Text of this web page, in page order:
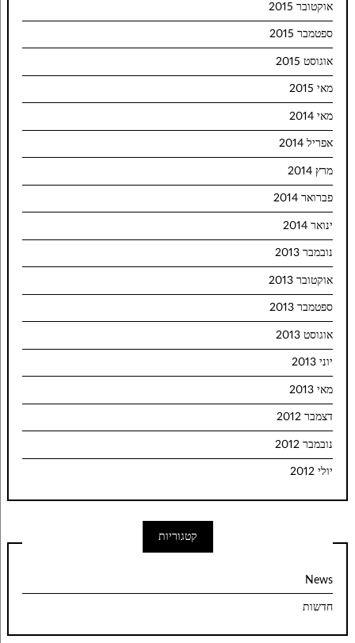
אוקטובר 2015
ספטמבר 2015
אוגוסט 2015
מאי 2015
מאי 2014
אפריל 2014
מרץ 2014
פברואר 2014
ינואר 2014
נובמבר 2013
אוקטובר 2013
ספטמבר 2013
אוגוסט 2013
יוני 2013
מאי 2013
דצמבר 2012
נובמבר 2012
יולי 2012
קטגוריות
News
חדשות